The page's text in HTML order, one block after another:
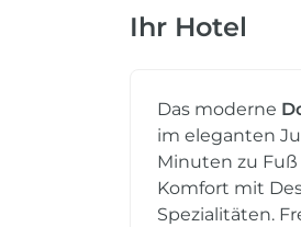
Ihr Hotel
Das moderne
im eleganten
Minuten zu
Komfort mit
Spezialitäten.